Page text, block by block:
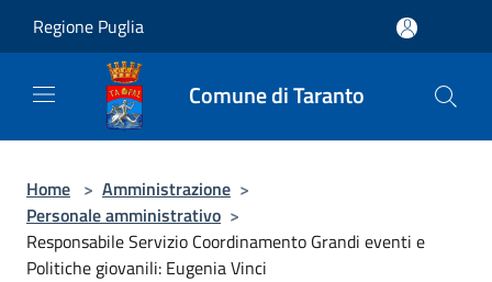
Regione Puglia
Comune di Taranto
Home > Amministrazione >
Personale amministrativo >
Responsabile Servizio Coordinamento Grandi eventi e
Politiche giovanili: Eugenia Vinci